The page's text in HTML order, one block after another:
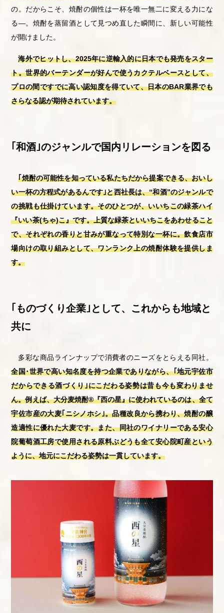
の。だからこそ、焼酎の個性は一杯を唯一無二に変える力にな
る―。焼酎を蒸留酒として見つめ直した瞬間に、新しい可能性
が開けました。
海外でヒットし、2025年に逆輸入的に日本でも発売をスター
ト。世界的バーテンダーが好んで使うカクテルベースとして、
プロの間ですでに高い認知度を得ていて、日本のBAR業界でも
さらなる認が期待されています。
｢和酒｣のジャンルで国内リレーションを図る
｢焼酎の可能性を知っている私たちだから提案できる、おいし
い一杯の方程式があるんです｣と西社長は、“和酒”のジャンルで
の挑戦も仕掛けています。そのひとつが、いいちこの緑茶ハイ
『いい茶(ちゃ)こ』です。上質な緑茶といいちこをあわせること
で、それぞれの香りと甘みが重なって特別な一杯に。飲食店市
場向けの取り組みとして、ワンランク上の焼酎体験を提供しま
す。
｢ものづくり企業｣として、これからも地域と
共に
多彩な商品ラインナップで消費者のニーズをとらえる同社。
全国･世界で高い知名度を持つ企業でありながら、｢地元宇佐市
だからできる酒づくり｣にこだわる姿勢は昔も今も変わりませ
ん。例えば、大分麦焼酎®『西の星』に使われているのは、全て
宇佐市産の大麦｢ニシノホシ｣。品種改良から携わり、焼酎の醸
造適性に優れた大麦です。また、同社のワイナリーである安心
院葡萄酒工房で使用される原料ぶどうも全て安心院町産という
ように、地元にこだわる姿勢は一貫しています。